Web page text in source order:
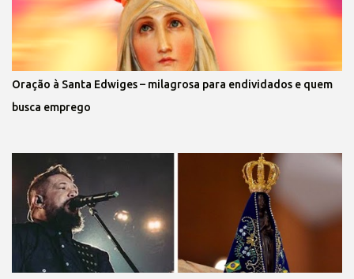
Oração à Santa Edwiges – milagrosa para endividados e quem
busca emprego